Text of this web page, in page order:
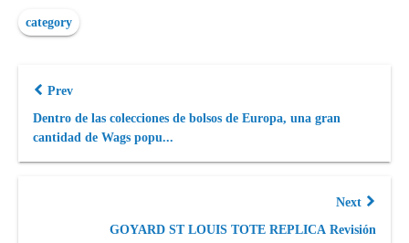
category
Prev
Dentro de las colecciones de bolsos de Europa, una gran
cantidad de Wags popu...
Next
GOYARD ST LOUIS TOTE REPLICA Revisión